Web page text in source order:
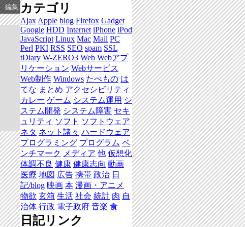
編集 カテゴリ
Ajax Apple blog Firefox Gadget
Google HDD Internet iPhone iPod
JavaScript Linux Mac Mail PC
Perl PKI RSS SEO spam SSL
tDiary W-ZERO3 Web Webアプ
リケーション Webサービス
Web制作 Windows たべもの は
てな まとめ アクセシビリティ
カレー ゲーム システム運用 シ
ステム開発 システム障害 セキ
ュリティ ソフト ソフトウェア
ネタ ネット諸々 ハードウェア
プログラミング プログラム ベ
ンチマーク メディア 他 仮想化
体調不良 健康 健康志向 動画
医療 地図 広告 携帯 政治 日
記/blog 映画 本 漫画・アニメ
物欲 玄箱 生活 社会 統計 肉 自
治体 行政 電子政府 音楽 食
日記リンク